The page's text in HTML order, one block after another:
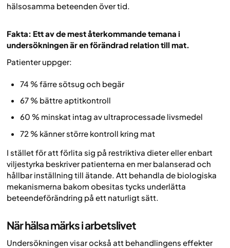
hälsosamma beteenden över tid.
Fakta: Ett av de mest återkommande temana i
undersökningen är en förändrad relation till mat.
Patienter uppger:
74 % färre sötsug och begär
67 % bättre aptitkontroll
60 % minskat intag av ultraprocessade livsmedel
72 % känner större kontroll kring mat
I stället för att förlita sig på restriktiva dieter eller enbart
viljestyrka beskriver patienterna en mer balanserad och
hållbar inställning till ätande. Att behandla de biologiska
mekanismerna bakom obesitas tycks underlätta
beteendeförändring på ett naturligt sätt.
När hälsa märks i arbetslivet
Undersökningen visar också att behandlingens effekter